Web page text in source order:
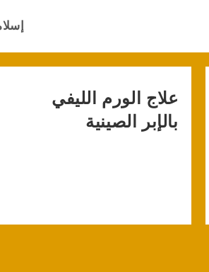
علاج الورم الليفي
بالإبر الصينية